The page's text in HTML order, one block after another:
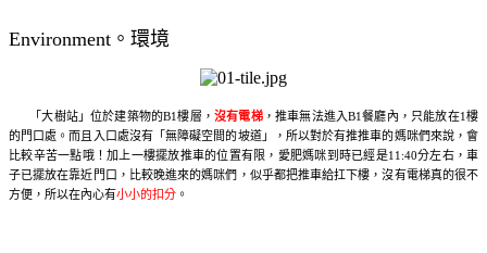
Environment。環境
「大樹站」位於建築物的B1樓層， 沒有電梯，推車無法進入B1餐廳內，只能放在1樓
的門口處。而且入口處沒有「無障礙空間的坡道」，所以對於有推推車的媽咪們來說，會
比較辛苦一點哦！加上一樓擺放推車的位置有限，愛肥媽咪到時已經是11:40分左右，車
子已擺放在靠近門口，比較晚進來的媽咪們，似乎都把推車給扛下樓，沒有電梯真的很不
方便，所以在內心有小小的扣分 。